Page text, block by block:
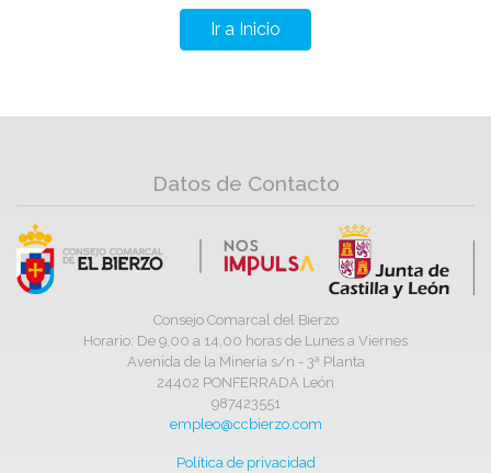
Ir a Inicio
Datos de Contacto
Consejo Comarcal del Bierzo
Horario: De 9,00 a 14,00 horas de Lunes a Viernes
Avenida de la Minería s/n - 3ª Planta
24402 PONFERRADA León
987423551
empleo@ccbierzo.com
Política de privacidad